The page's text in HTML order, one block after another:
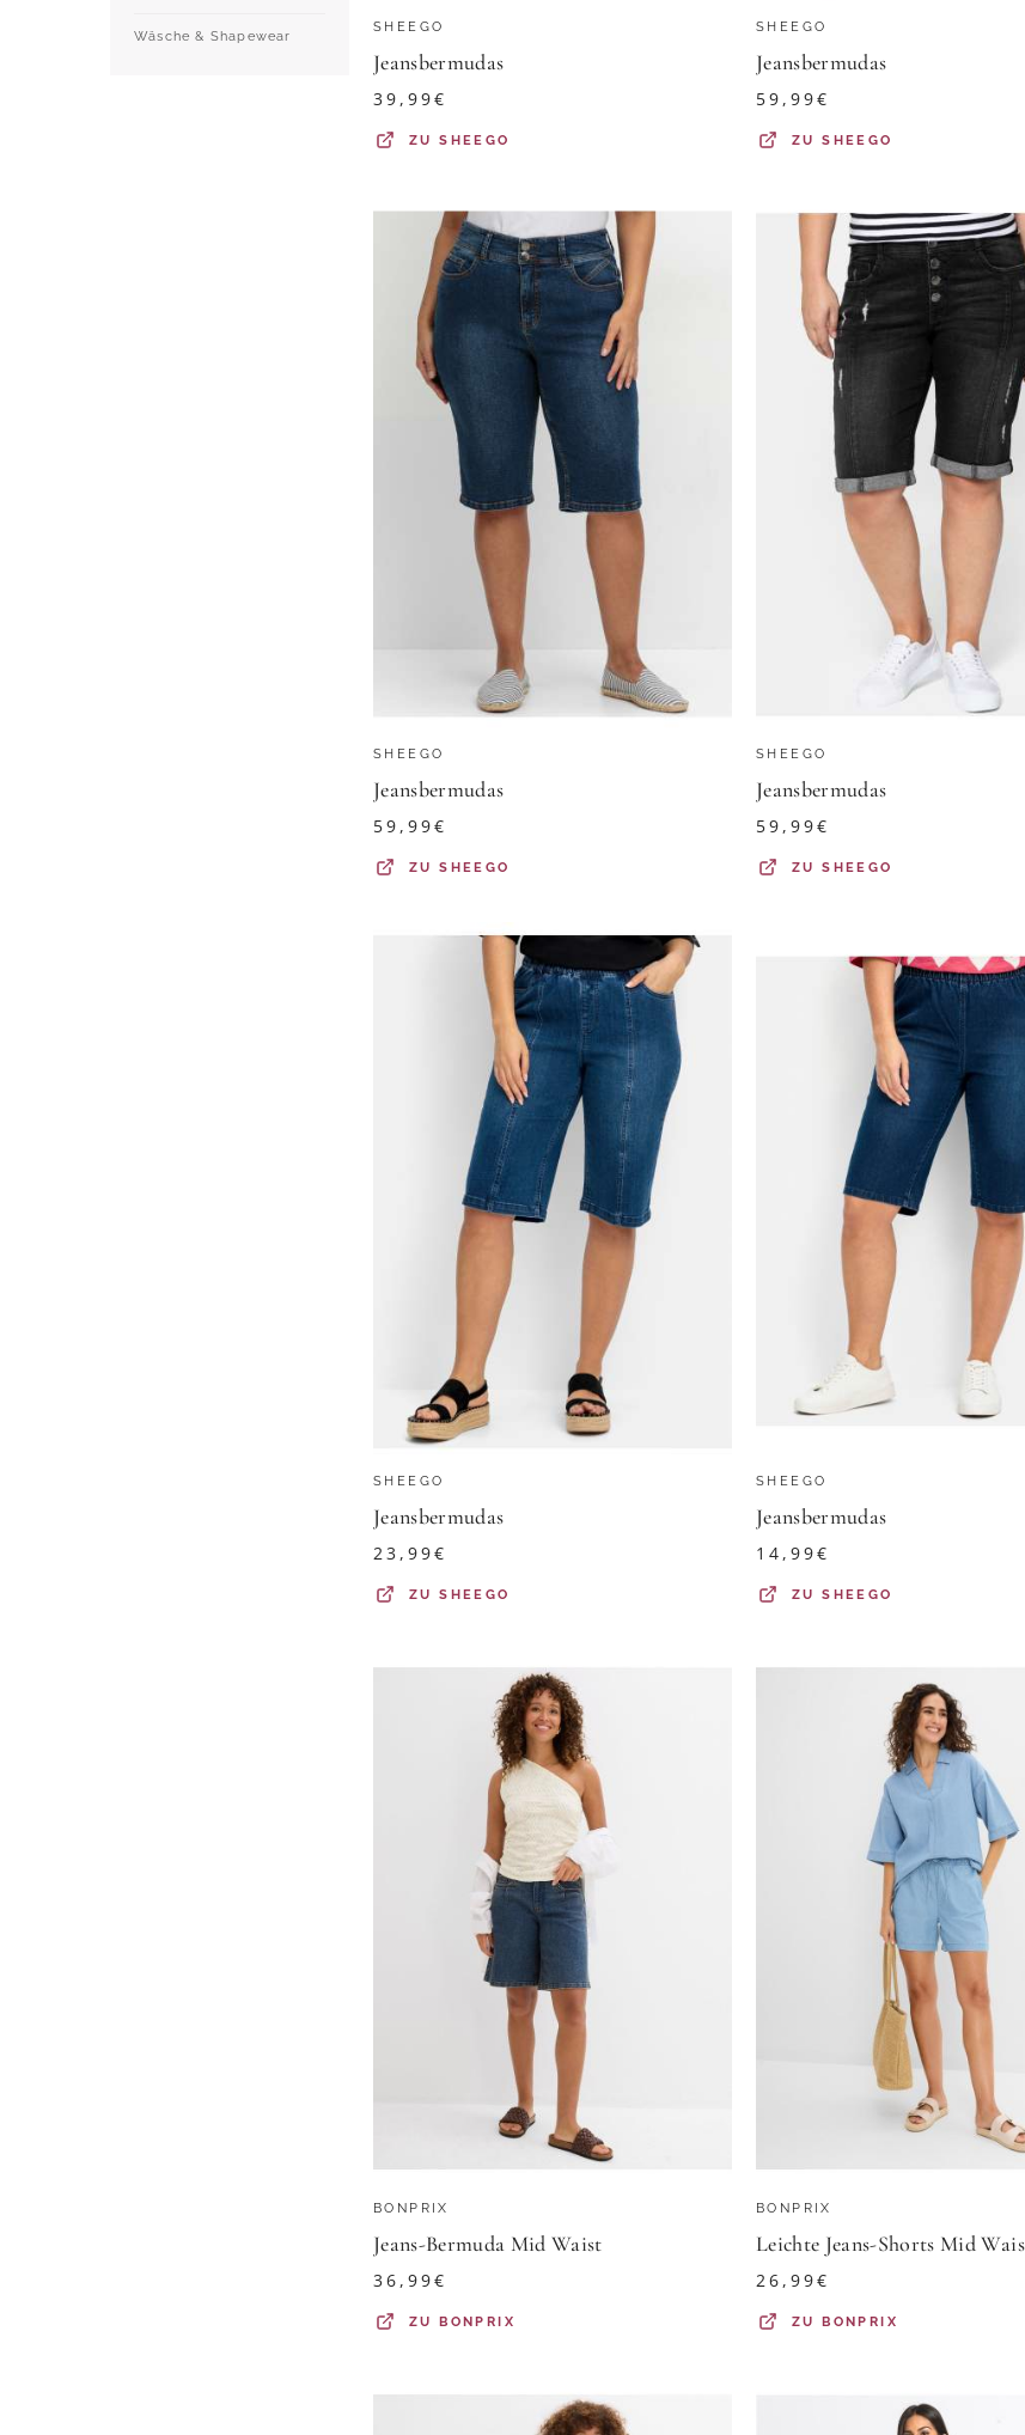
Wäsche & Shapewear
SHEEGO
Jeansbermudas
39,99€
ZUSHEEGO
SHEEGO
Jeansbermudas
59,99€
ZUSHEEGO
SHEEGO
Jeansbermudas
59,99€
ZUSHEEGO
SHEEGO
Jeansbermudas
59,99€
ZUSHEEGO
SHEEGO
Jeansbermudas
23,99€
ZUSHEEGO
SHEEGO
Jeansbermudas
14,99€
ZUSHEEGO
BONPRIX
Jeans-Bermuda Mid Waist
36,99€
ZUBONPRIX
BONPRIX
26,99€
ZUBONPRIX